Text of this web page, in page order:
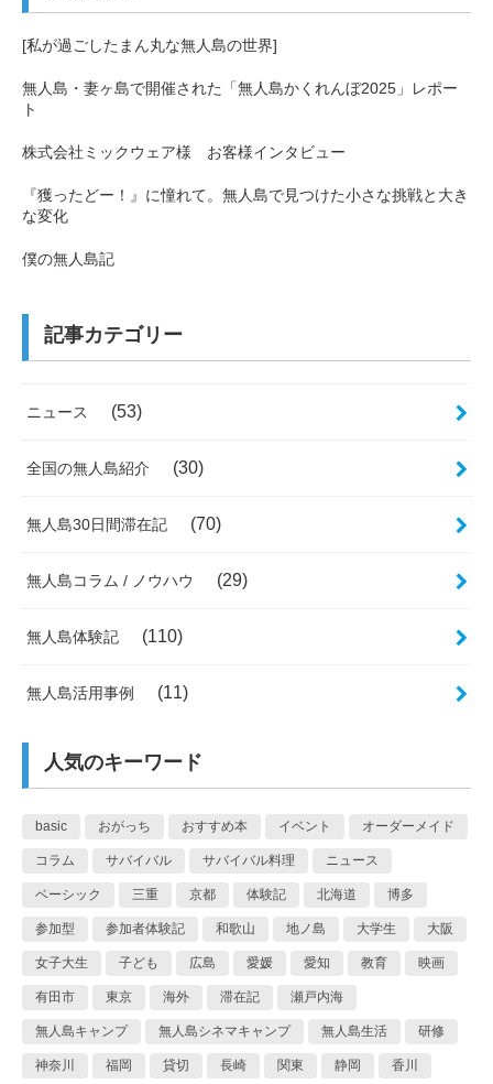
[私が過ごしたまん丸な無人島の世界]
無人島・妻ヶ島で開催された「無人島かくれんぼ2025」レポー
ト
株式会社ミックウェア様 お客様インタビュー
『獲ったどー！』に憧れて。無人島で見つけた小さな挑戦と大き
な変化
僕の無人島記
記事カテゴリー
ニュース (53)
全国の無人島紹介 (30)
無人島30日間滞在記 (70)
無人島コラム / ノウハウ (29)
無人島体験記 (110)
無人島活用事例 (11)
人気のキーワード
basic おがっち おすすめ本 イベント オーダーメイド
コラム サバイバル サバイバル料理 ニュース
ベーシック 三重 京都 体験記 北海道 博多
参加型 参加者体験記 和歌山 地ノ島 大学生 大阪
女子大生 子ども 広島 愛媛 愛知 教育 映画
有田市 東京 海外 滞在記 瀬戸内海
無人島キャンプ 無人島シネマキャンプ 無人島生活 研修
神奈川 福岡 貸切 長崎 関東 静岡 香川